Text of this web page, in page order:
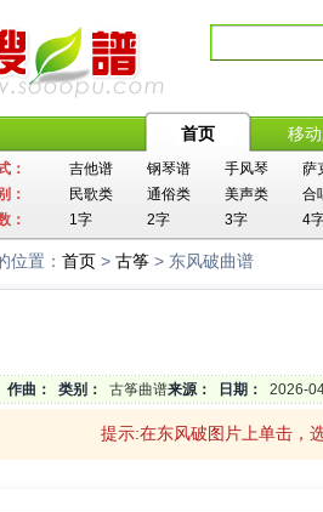
首页 移
： 吉他谱 钢琴谱 手风琴 萨
：
民歌类 通俗类 美声类 合
：
1字 2字 3字 4
位置： 首页 > 古筝 > 东风破曲谱
作曲： 类别： 古筝曲谱来源： 日期： 2026-
提示:在东风破图片上单击，